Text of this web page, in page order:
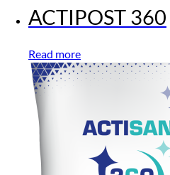
ACTIPOST 360
Read more